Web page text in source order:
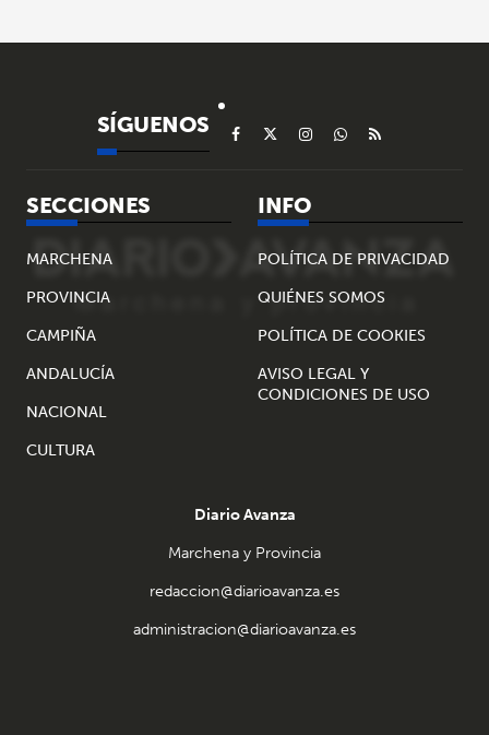
SÍGUENOS
SECCIONES
MARCHENA
PROVINCIA
CAMPIÑA
ANDALUCÍA
NACIONAL
CULTURA
INFO
POLÍTICA DE PRIVACIDAD
QUIÉNES SOMOS
POLÍTICA DE COOKIES
AVISO LEGAL Y
CONDICIONES DE USO
Diario Avanza
Marchena y Provincia
redaccion@diarioavanza.es
administracion@diarioavanza.es